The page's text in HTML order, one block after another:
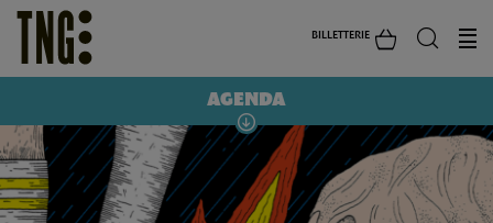
BILLETTERIE
AGENDA